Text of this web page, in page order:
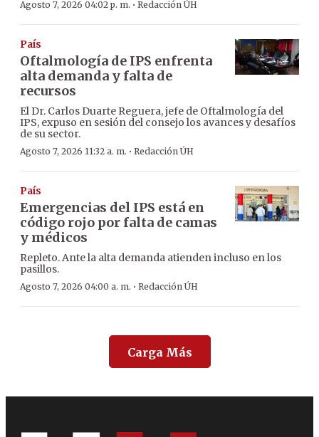
Agosto 7, 2026 04:02 p. m. · Redacción ÚH
País
Oftalmología de IPS enfrenta
alta demanda y falta de
recursos
El Dr. Carlos Duarte Reguera, jefe de Oftalmología del
IPS, expuso en sesión del consejo los avances y desafíos
de su sector.
Agosto 7, 2026 11:32 a. m. · Redacción ÚH
País
Emergencias del IPS está en
código rojo por falta de camas
y médicos
Repleto. Ante la alta demanda atienden incluso en los
pasillos.
Agosto 7, 2026 04:00 a. m. · Redacción ÚH
Carga Más